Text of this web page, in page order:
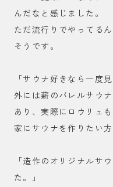
んだなと感じました。
ただ流行りでやってる
そうです。
「サウナ好きなら一度
外には薪のバレルサウ
あり、実際にロウリュ
家にサウナを作りたい
「造作のオリジナルサ
た。」